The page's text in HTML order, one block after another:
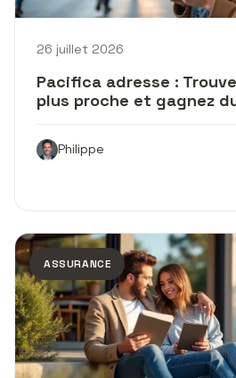
26 juillet 2026
Pacifica adresse :
plus proche et gagnez
Philippe
ASSURANCE